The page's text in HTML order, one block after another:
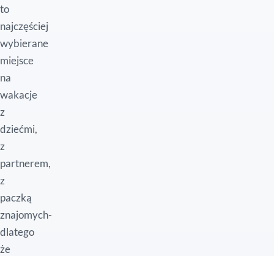
to
najczęściej
wybierane
miejsce
na
wakacje
z
dziećmi,
z
partnerem,
z
paczką
znajomych-
dlatego
że